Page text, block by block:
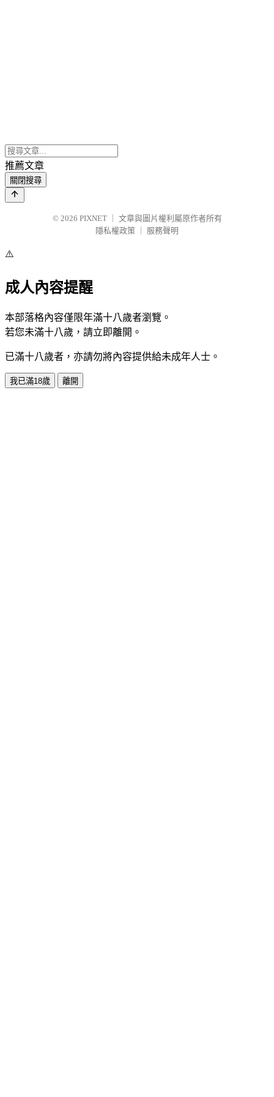
推薦文章
關閉搜尋
© 2026 PIXNET
文章與圖片權利屬原作者所有
隱私權政策
服務聲明
⚠️
成人內容提醒
本部落格內容僅限年滿十八歲者瀏覽。
若您未滿十八歲，請立即離開。
已滿十八歲者，亦請勿將內容提供給未成年人士。
我已滿18歲 離開